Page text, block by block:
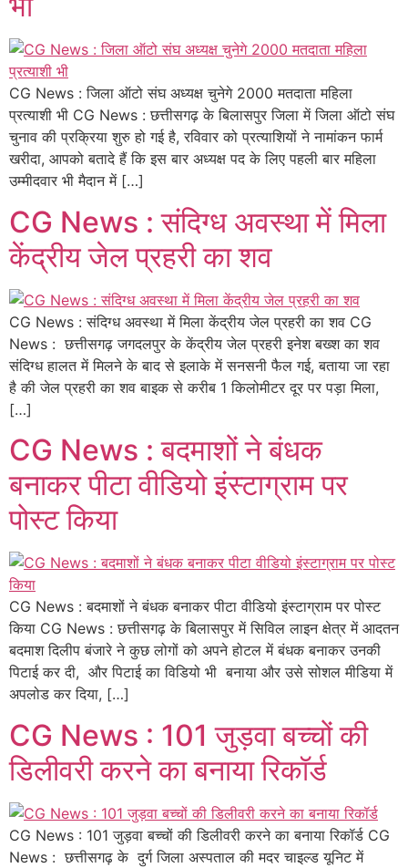
CG News : जिला ऑटो संघ अध्यक्ष चुनेगे 2000 मतदाता महिला
प्रत्याशी भी CG News : छत्तीसगढ़ के बिलासपुर जिला में जिला ऑटो संघ
चुनाव की प्रक्रिया शुरु हो गई है, रविवार को प्रत्याशियों ने नामांकन फार्म
खरीदा, आपको बतादे हैं कि इस बार अध्यक्ष पद के लिए पहली बार महिला
उम्मीदवार भी मैदान में […]
CG News : संदिग्ध अवस्था में मिला
केंद्रीय जेल प्रहरी का शव
CG News : संदिग्ध अवस्था में मिला केंद्रीय जेल प्रहरी का शव CG
News : छत्तीसगढ़ जगदलपुर के केंद्रीय जेल प्रहरी इनेश बख्श का शव
संदिग्ध हालत में मिलने के बाद से इलाके में सनसनी फैल गई, बताया जा रहा
है की जेल प्रहरी का शव बाइक से करीब 1 किलोमीटर दूर पर पड़ा मिला,
[…]
CG News : बदमाशों ने बंधक
बनाकर पीटा वीडियो इंस्टाग्राम पर
पोस्ट किया
CG News : बदमाशों ने बंधक बनाकर पीटा वीडियो इंस्टाग्राम पर पोस्ट
किया CG News : छत्तीसगढ़ के बिलासपुर में सिविल लाइन क्षेत्र में आदतन
बदमाश दिलीप बंजारे ने कुछ लोगों को अपने होटल में बंधक बनाकर उनकी
पिटाई कर दी, और पिटाई का विडियो भी बनाया और उसे सोशल मीडिया में
अपलोड कर दिया, […]
CG News : 101 जुड़वा बच्चों की
डिलीवरी करने का बनाया रिकॉर्ड
CG News : 101 जुड़वा बच्चों की डिलीवरी करने का बनाया रिकॉर्ड CG
News : छत्तीसगढ़ के दुर्ग जिला अस्पताल की मदर चाइल्ड यूनिट में